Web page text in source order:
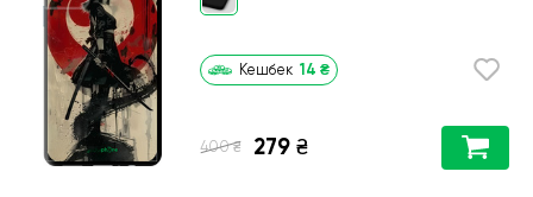
Кешбек 14 ₴
400 ₴ 279 ₴